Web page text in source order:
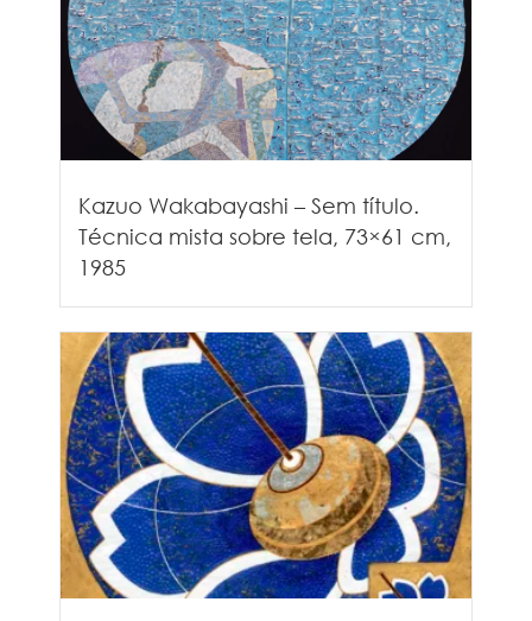
Kazuo Wakabayashi – Sem título.
Técnica mista sobre tela, 73×61 cm,
1985